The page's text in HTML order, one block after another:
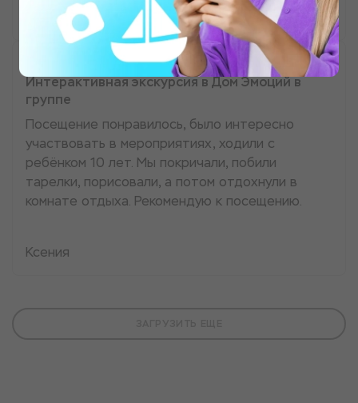
Екатерина Репина
Интерактивная экскурсия в Дом Эмоций в
группе
Посещение понравилось, было интересно
участвовать в мероприятиях, ходили с
ребёнком 10 лет. Мы покричали, побили
тарелки, порисовали, а потом отдохнули в
комнате отдыха. Рекомендую к посещению.
Ксения